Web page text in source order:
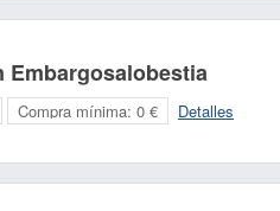
Embargosalobestia
Compra mínima: 0 € Detalles